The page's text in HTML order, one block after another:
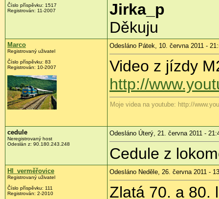
Číslo příspěvku: 1517
Registrován: 11-2007
Jirka_p
Děkuju
Marco
Registrovaný uživatel
Číslo příspěvku: 83
Registrován: 10-2007
Odesláno Pátek, 10. června 2011 -
Video z jízdy
http://
Moje videa na youtube: http://
cedule
Neregistrovaný host
Odeslán z: 90.180.243.248
Odesláno Úterý, 21. června 2011 -
Cedule z
Hl_verměřovice
Registrovaný uživatel
Číslo příspěvku: 111
Registrován: 2-2010
Odesláno Neděle, 26. června 2011 -
Zlatá 70. a 80.